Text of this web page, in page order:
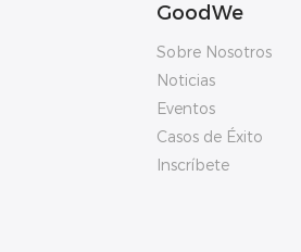
GoodWe
Sobre Nosotros
Noticias
Eventos
Casos de Éxito
Inscríbete